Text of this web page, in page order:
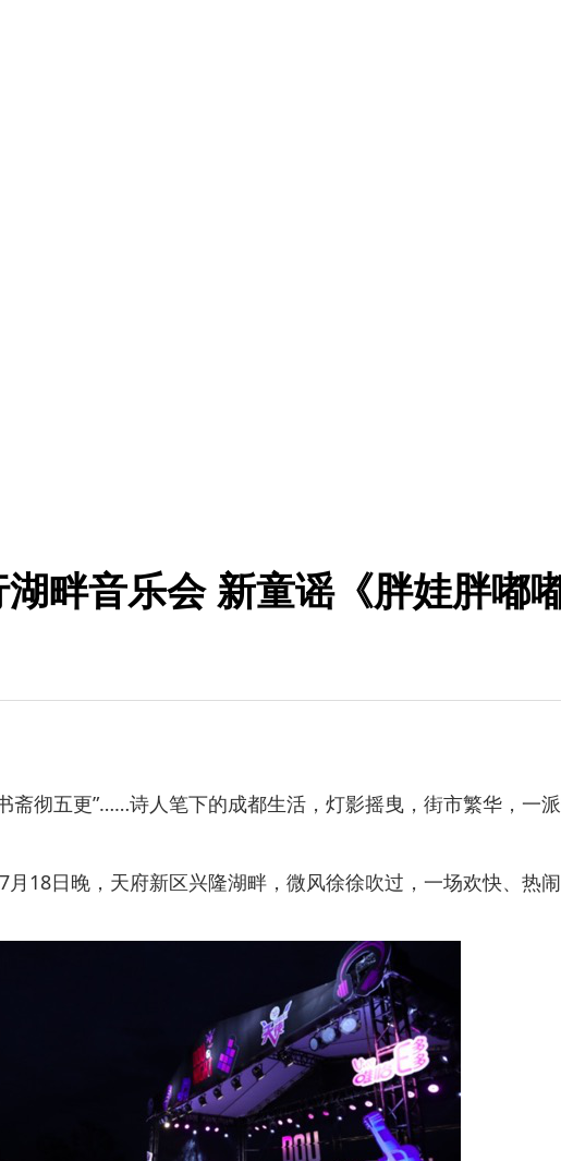
畔音乐会 新童谣《胖娃胖嘟
彻五更”……诗人笔下的成都生活，灯影摇曳，街市繁华，一
日晚，天府新区兴隆湖畔，微风徐徐吹过，一场欢快、热